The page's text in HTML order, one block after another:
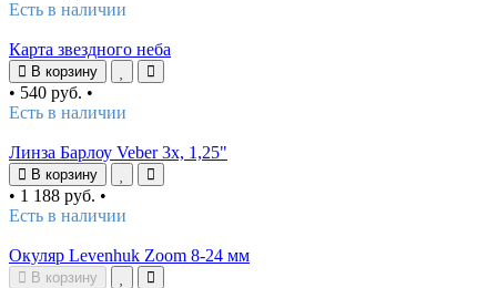
Есть в наличии
Карта звездного неба
В корзину
• 540 руб. •
Есть в наличии
Линза Барлоу Veber 3х, 1,25"
В корзину
• 1 188 руб. •
Есть в наличии
Окуляр Levenhuk Zoom 8-24 мм
В корзину